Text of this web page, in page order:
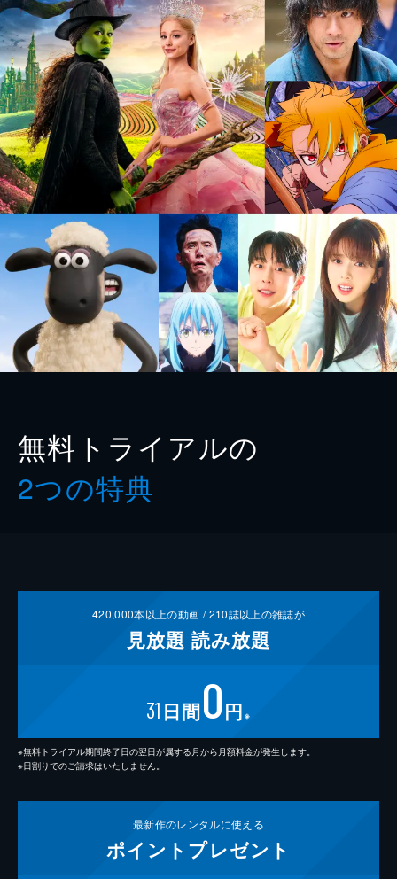
無料トライアルの
2つの特典
420,000本以上の動画 /210誌以上の雑誌が
見放題 読み放題
31 日間0円 ※
※無料トライアル期間終了日の翌日が属する月から月額料金が発生します。
※日割りでのご請求はいたしません。
最新作のレンタルに使える
ポイント プレゼント